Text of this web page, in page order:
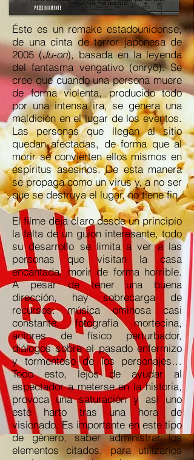
Éste es un remake estadounidense,
de una cinta de terror japonesa de
2005 (Ju-on), basada en la leyenda
del fantasma vengativo (onryō). Se
cree que cuando una persona muere
de forma violenta, producido todo
por una intensa ira, se genera una
maldición en el lugar de los eventos.
Las personas que llegan al sitio
quedan afectadas, de forma que al
morir se convierten ellos mismos en
espíritus asesinos. De esta manera
se propaga como un virus y, a no ser
que se destruya el lugar, no tiene fin.
El filme deja claro desde un principio
la falta de un guion interesante, todo
su desarrollo se limita a ver a las
personas que visitan la casa
encantada, morir de forma horrible.
A pesar de tener una buena
dirección, hay sobrecarga de
recursos: música ominosa casi
constante, fotografía mortecina,
actores de físico perturbador,
diálogos sobre el pasado enfermizo
y tormentoso de los personajes…
Todo esto, lejos de ayudar al
espectador a meterse en la historia,
provoca una saturación y así uno
esté harto tras una hora de
visionado. Es importante en este tipo
de género, saber administrar los
elementos citados, para utilizarlos